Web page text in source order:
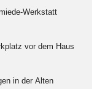
Werkstatt
vor dem Haus
in der Alten